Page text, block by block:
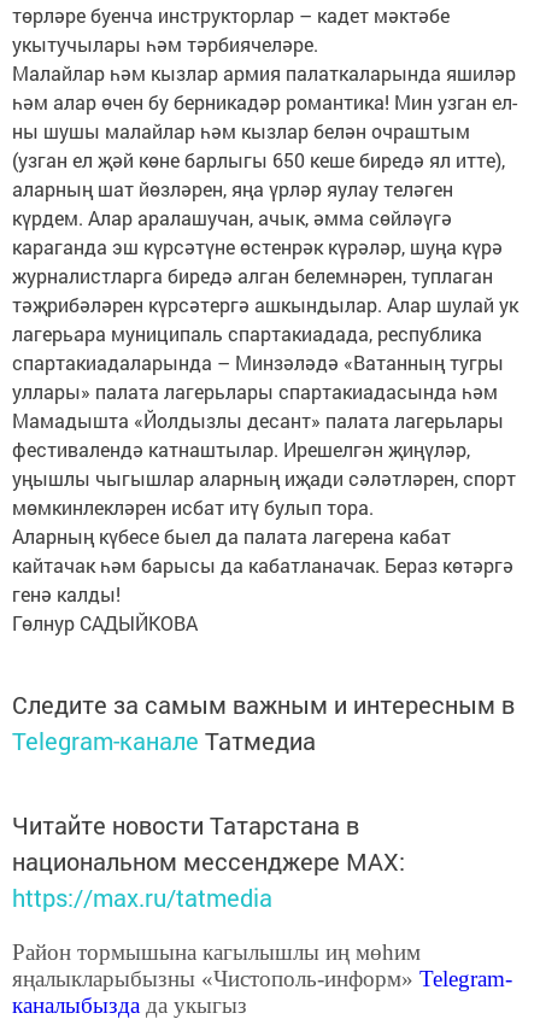
төрләре буенча инструкторлар – кадет мәктәбе
укытучылары һәм тәрбиячеләре.
Малайлар һәм кызлар армия палаткаларында яши­ләр
һәм алар өчен бу берника­дәр романтика! Мин узган ел­
ны шушы малайлар һәм кызлар белән очраштым
(узган ел җәй көне барлыгы 650 кеше биредә ял итте),
аларның шат йөзләрен, яңа үрләр яулау теләген
күрдем. Алар аралашучан, ачык, әмма сөйләүгә
караганда эш күрсәтүне өстенрәк күрәләр, шуңа кү­рә
журналистларга биредә алган белемнәрен, туплаган
тәҗрибәләрен күрсәтергә ашкындылар. Алар шулай ук
лагерьара муниципаль спартакиадада, республика
спартакиадаларында – Минзәләдә «Ватанның туг­ры
уллары» палата лагерьлары спартакиадасында һәм
Мамадышта «Йолдызлы десант» палата лагерьлары
фестивалендә катнаштылар. Ирешелгән җиңүләр,
уңышлы чыгышлар аларның иҗади сәләтләрен, спорт
мөмкинлекләрен исбат итү булып тора.
Аларның күбесе быел да палата лагерена кабат
кайтачак һәм барысы да кабатланачак. Бераз көтәргә
генә калды!
Гөлнур САДЫЙКОВА
Следите за самым важным и интересным в
Telegram-канале Татмедиа
Читайте новости Татарстана в
национальном мессенджере MАХ:
https://max.ru/tatmedia
Район тормышына кагылышлы иң мөһим
яңалыкларыбызны «Чистополь-информ» Telegram-
каналыбызда да укыгыз